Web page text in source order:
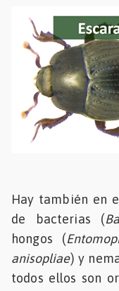
Hay también en
de bacterias (
hongos (
anisopliae) y
todos ellos son